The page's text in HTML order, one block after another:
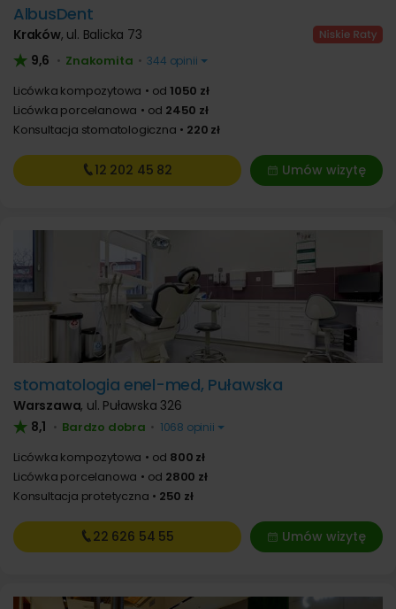
AlbusDent
Kraków, ul. Balicka 73
9,6 • Znakomita • 344 opinii
Licówka kompozytowa od 1050 zł
Licówka porcelanowa
od 2450 zł
Konsultacja stomatologiczna
220 zł
Umów wizytę
12 202 45 82
stomatologia enel-med, Puławska
Warszawa, ul. Puławska 326
8,1 • Bardzo dobra • 1068 opinii
Licówka kompozytowa od 800 zł
Licówka porcelanowa
od 2800 zł
Konsultacja protetyczna
250 zł
Umów wizytę
22 626 54 55